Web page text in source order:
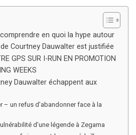
en quoi la hype autour
Courtney Dauwalter est justifiée
GPS SUR I-RUN EN PROMOTION
WEEKS
Dauwalter échappent aux
– un refus d’abandonner face à la
d’une légende à Zegama